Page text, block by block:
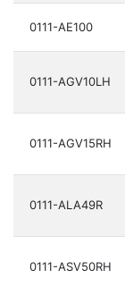
0111-AE100
0111-AGV10LH
0111-AGV15RH
0111-ALA49R
0111-ASV50RH